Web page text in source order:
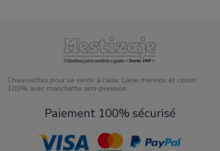
Chaussettes pour se sentir à l'aise. Laine mérinos et coton
100% avec manchette anti-pression.
Paiement 100% sécurisé